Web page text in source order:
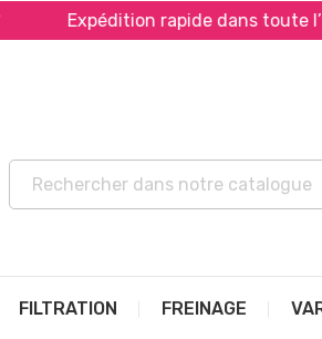
Expédition rapide dans toute
FILTRATION FREINAGE